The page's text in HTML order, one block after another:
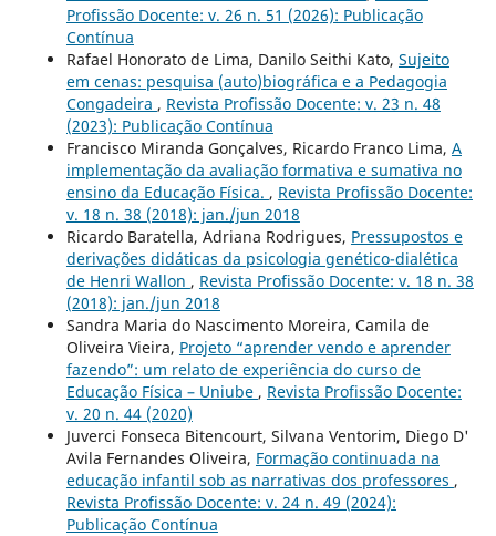
Profissão Docente: v. 26 n. 51 (2026): Publicação
Contínua
Rafael Honorato de Lima, Danilo Seithi Kato, Sujeito
em cenas: pesquisa (auto)biográfica e a Pedagogia
Congadeira , Revista Profissão Docente: v. 23 n. 48
(2023): Publicação Contínua
Francisco Miranda Gonçalves, Ricardo Franco Lima, A
implementação da avaliação formativa e sumativa no
ensino da Educação Física. , Revista Profissão Docente:
v. 18 n. 38 (2018): jan./jun 2018
Ricardo Baratella, Adriana Rodrigues, Pressupostos e
derivações didáticas da psicologia genético-dialética
de Henri Wallon , Revista Profissão Docente: v. 18 n. 38
(2018): jan./jun 2018
Sandra Maria do Nascimento Moreira, Camila de
Oliveira Vieira, Projeto “aprender vendo e aprender
fazendo”: um relato de experiência do curso de
Educação Física – Uniube , Revista Profissão Docente:
v. 20 n. 44 (2020)
Juverci Fonseca Bitencourt, Silvana Ventorim, Diego D'
Avila Fernandes Oliveira, Formação continuada na
educação infantil sob as narrativas dos professores ,
Revista Profissão Docente: v. 24 n. 49 (2024):
Publicação Contínua